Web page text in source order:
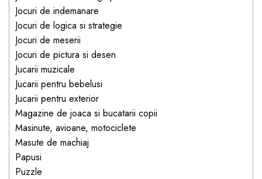
Produse de protecție
mobilier industrial
Bandă avertizare
Cărucioare copii
Accesorii Cărucioare
Set protecții copii
Scaune auto copii
Siguranță auto copii
Tapet protector perete
camera copiilor
Incălzitoare biberoane
copii
Jocuri de familie sau grup
Masinute, avioane,
motociclete
Jocuri de pictura si desen
Jucarii muzicale
Jucării educative copii
Biciclete și Triciclete
Jocuri de indemanare
Jocuri de logica si strategie
Jocuri de meserii
Jocuri de pictura si desen
Jucarii muzicale
Jucarii pentru bebelusi
Jucarii pentru exterior
Magazine de joaca si bucatarii copii
Masinute, avioane, motociclete
Masute de machiaj
Papusi
Puzzle